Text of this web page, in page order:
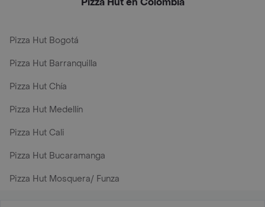
Pizza Hut Bogotá
Pizza Hut Barranquilla
Pizza Hut Chía
Pizza Hut Medellín
Pizza Hut Cali
Pizza Hut Bucaramanga
Pizza Hut Mosquera/ Funza